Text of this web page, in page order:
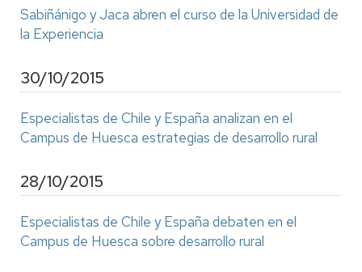
Sabiñánigo y Jaca abren el curso de la Universidad de
la Experiencia
30/10/2015
Especialistas de Chile y España analizan en el
Campus de Huesca estrategias de desarrollo rural
28/10/2015
Especialistas de Chile y España debaten en el
Campus de Huesca sobre desarrollo rural